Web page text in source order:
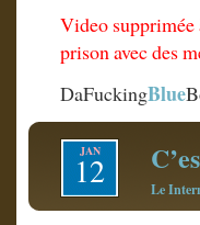
Video
prison avec des
DaFuckingBlue
JAN
12 Le